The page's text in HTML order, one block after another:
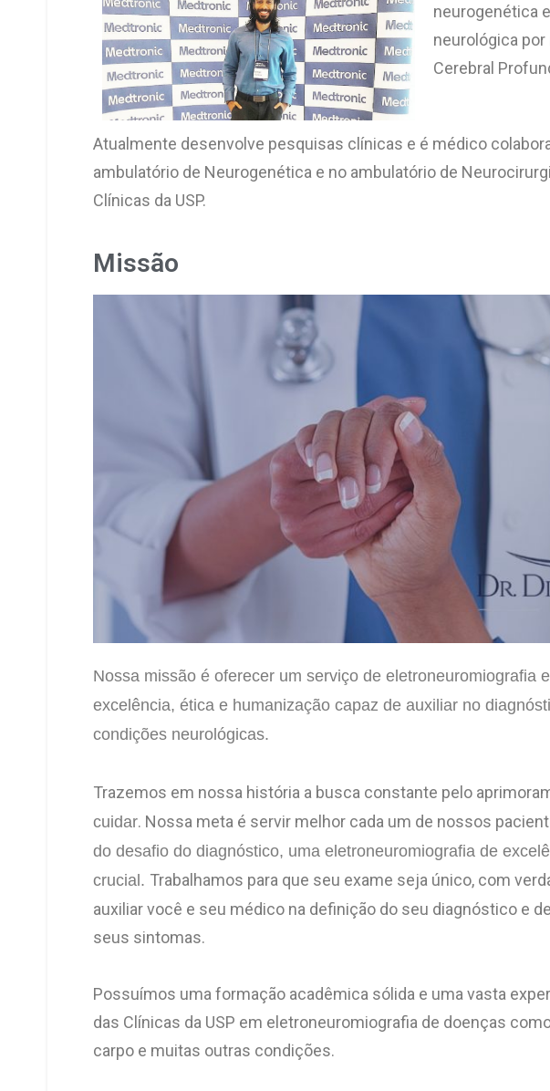
neurogenética
neurológica
Cerebral
Atualmente desenvolve pesquisas clínicas e é médico
ambulatório de Neurogenética e no ambulatório de
Clínicas da USP.
Missão
Nossa missão é oferecer um serviço de eletroneuromiografia
excelência, ética e humanização capaz de auxiliar no
condições neurológicas.
Trazemos em nossa história a busca constante pelo
cuidar. Nossa meta é servir melhor cada um de nossos
do desafio do diagnóstico, uma eletroneuromiografia de
crucial. Trabalhamos para que seu exame seja único, com
auxiliar você e seu médico na definição do seu diagnóstico e
seus sintomas.
Possuímos uma formação acadêmica sólida e uma vasta
das Clínicas da USP em eletroneuromiografia de doenças
carpo e muitas outras condições.